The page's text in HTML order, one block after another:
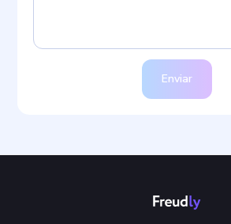
Enviar